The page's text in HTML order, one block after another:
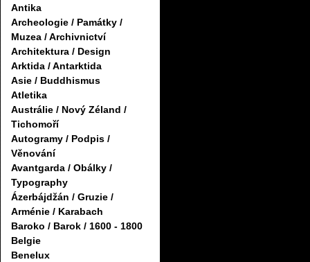
Antika
Archeologie / Památky /
Muzea / Archivnictví
Architektura / Design
Arktida / Antarktida
Asie / Buddhismus
Atletika
Austrálie / Nový Zéland /
Tichomoří
Autogramy / Podpis /
Věnování
Avantgarda / Obálky /
Typography
Ázerbájdžán / Gruzie /
Arménie / Karabach
Baroko / Barok / 1600 - 1800
Belgie
Benelux